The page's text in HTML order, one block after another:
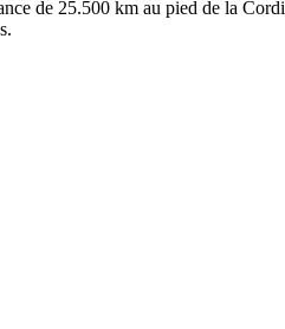
de 25.500 km au pied de la